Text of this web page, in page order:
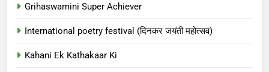
Grihaswamini Super Achiever
International poetry festival (दिनकर जयंती महोत्सव)
Kahani Ek Kathakaar Ki